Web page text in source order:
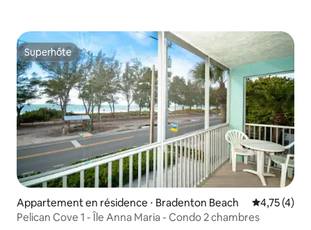
Superhôte
Superhôte
Appartement en résidence ⋅ Bradenton Beach Évaluation
4,75 (4)
Pelican Cove 1 - Île Anna Maria - Condo 2 chambres